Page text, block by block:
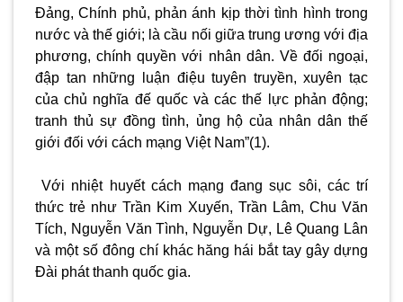
Đảng, Chính phủ, phản ánh kịp thời tình hình trong
nước và thế giới; là cầu nối giữa trung ương với địa
phương, chính quyền với nhân dân. Về đối ngoại,
đập tan những luận điệu tuyên truyền, xuyên tạc
của chủ nghĩa đế quốc và các thế lực phản động;
tranh thủ sự đồng tình, ủng hộ của nhân dân thế
giới đối với cách mạng Việt Nam”(1).
Với nhiệt huyết cách mạng đang sục sôi, các trí
thức trẻ như Trần Kim Xuyến, Trần Lâm, Chu Văn
Tích, Nguyễn Văn Tình, Nguyễn Dự, Lê Quang Lân
và một số đông chí khác hăng hái bắt tay gây dựng
Đài phát thanh quốc gia.